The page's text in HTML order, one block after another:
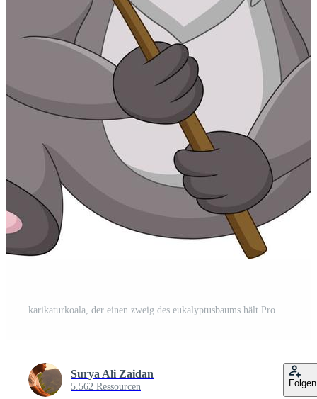
karikaturkoala, der einen zweig des eukalyptusbaums hält Pro Vektor
Surya Ali Zaidan
5.562 Ressourcen Folgen